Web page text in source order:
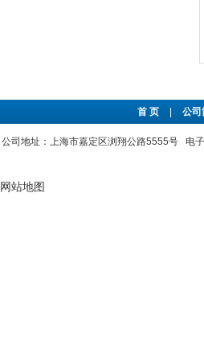
首 页 公司
公司地址：上海市嘉定区浏翔公路5555号 电
网站地图